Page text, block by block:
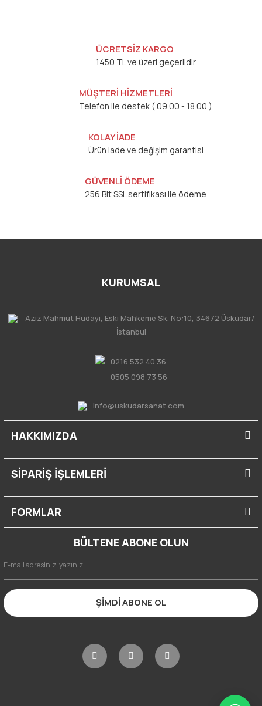
ÜCRETSİZ KARGO
1450 TL ve üzeri geçerlidir
MÜŞTERİ HİZMETLERİ
Telefon ile destek ( 09.00 - 18.00 )
KOLAY İADE
Ürün iade ve değişim garantisi
GÜVENLİ ÖDEME
256 Bit SSL sertifikası ile ödeme
KURUMSAL
Aziz Mahmut Hüdayi, Eski Mahkeme Sk. No:10, 34672 Üsküdar/
İstanbul
0216 532 40 36
0505 098 73 56
info@uskudarsanat.com
HAKKIMIZDA
SİPARİŞ İŞLEMLERİ
FORMLAR
BÜLTENE ABONE OLUN
ŞİMDİ ABONE OL